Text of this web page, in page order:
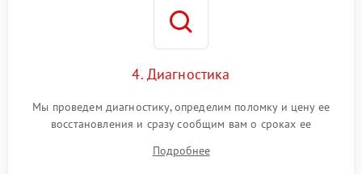
4. Диагностика
Мы проведем диагностику, определим поломку и цену ее
восстановления и сразу сообщим вам о сроках ее
Подробнее